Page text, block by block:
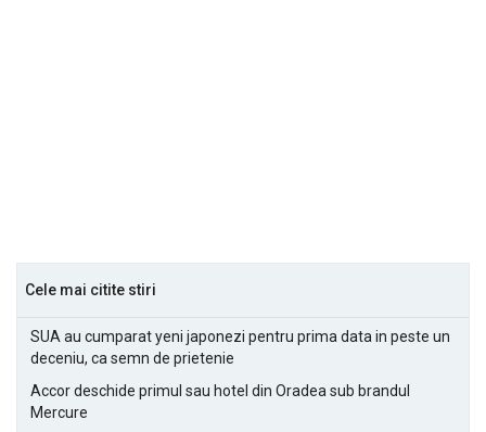
Cele mai citite stiri
SUA au cumparat yeni japonezi pentru prima data in peste un
deceniu, ca semn de prietenie
Accor deschide primul sau hotel din Oradea sub brandul
Mercure